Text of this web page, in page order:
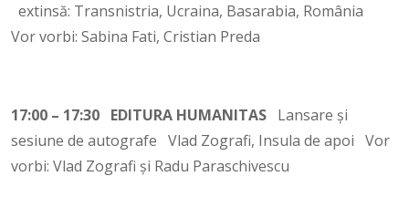
extinsă: Transnistria, Ucraina, Basarabia, România
Vor vorbi: Sabina Fati, Cristian Preda
17:00 – 17:30 EDITURA HUMANITAS Lansare și
sesiune de autografe Vlad Zografi, Insula de apoi Vor
vorbi: Vlad Zografi și Radu Paraschivescu